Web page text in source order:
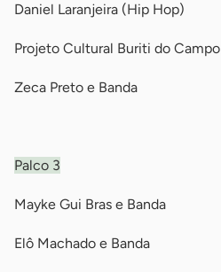
Daniel Laranjeira (Hip Hop)
Projeto Cultural Buriti do
Zeca Preto e Banda
Palco 3
Mayke Gui Bras e Banda
Elô Machado e Banda